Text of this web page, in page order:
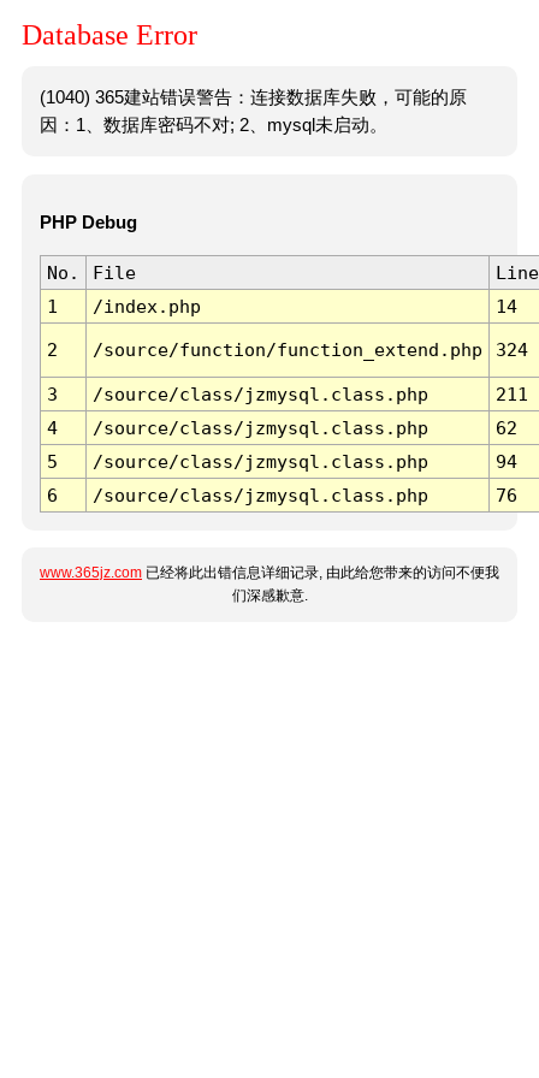
Database Error
(1040) 365建站错误警告：连接数据库失败，可能的原
因：1、数据库密码不对; 2、mysql未启动。
PHP Debug
No. File
Line
1
/index.php 14
2 /source/function/function_extend.php 324
3 /source/class/jzmysql.class.php
211
4
/source/class/jzmysql.class.php
62
5
/source/class/jzmysql.class.php
94
6
/source/class/jzmysql.class.php 76
www.365jz.com 已经将此出错信息详细记录, 由此给您带来的访问不便我
们深感歉意.